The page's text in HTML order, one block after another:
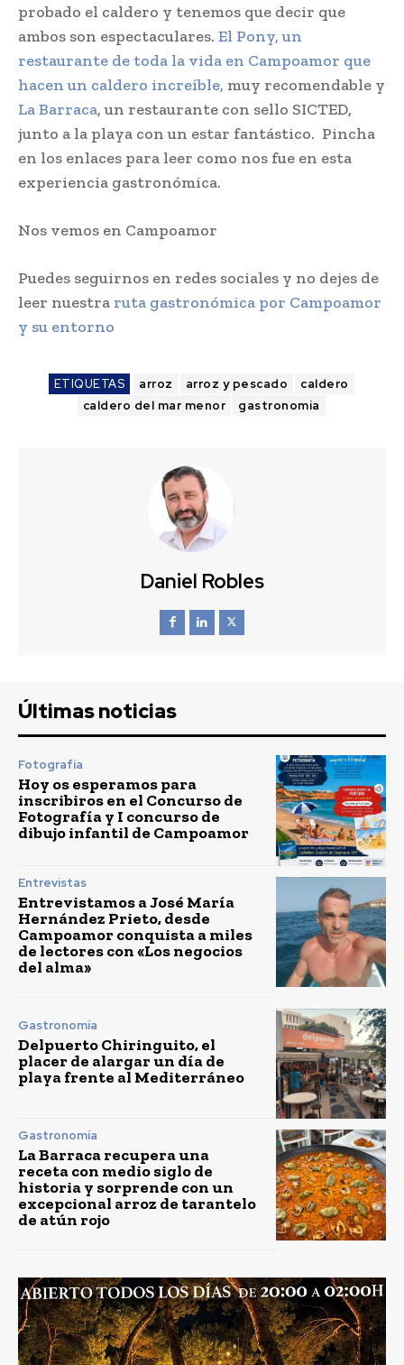
probado el caldero y tenemos que decir que
ambos son espectaculares. El Pony, un
restaurante de toda la vida en Campoamor que
hacen un caldero increíble, muy recomendable y
La Barraca, un restaurante con sello SICTED,
junto a la playa con un estar fantástico. Pincha
en los enlaces para leer como nos fue en esta
experiencia gastronómica.
Nos vemos en Campoamor
Puedes seguirnos en redes sociales y no dejes de
leer nuestra ruta gastronómica por Campoamor
y su entorno
ETIQUETAS arroz arroz y pescado
caldero
caldero del mar menor
gastronomia
Daniel Robles
Últimas noticias
Fotografía
Hoy os esperamos para
inscribiros en el Concurso de
Fotografía y I concurso de
dibujo infantil de Campoamor
Entrevistas
Entrevistamos a José María
Hernández Prieto, desde
Campoamor conquista a miles
de lectores con «Los negocios
del alma»
Gastronomía
Delpuerto Chiringuito, el
placer de alargar un día de
playa frente al Mediterráneo
Gastronomía
La Barraca recupera una
receta con medio siglo de
historia y sorprende con un
excepcional arroz de tarantelo
de atún rojo